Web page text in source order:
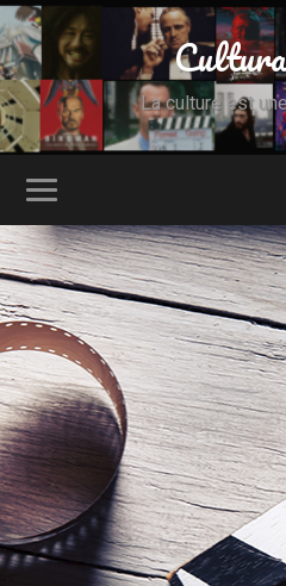
La culture est